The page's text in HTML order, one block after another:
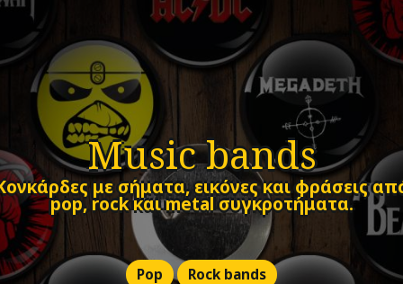
Music bands
με σήματα, εικόνες και φράσεις
pop, rock και metal συγκροτήματα.
Pop Rock bands